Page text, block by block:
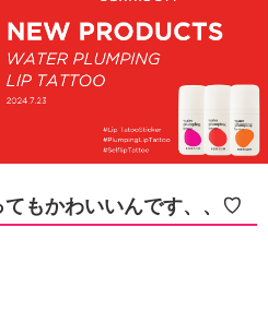
てもかわいいんです、、♡